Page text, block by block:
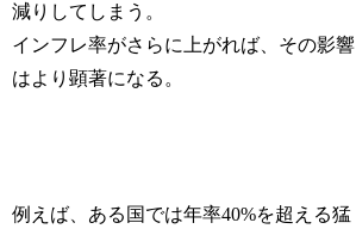
減りしてしまう。
インフレ率がさらに上がれば、その影響
はより顕著になる。
例えば、ある国では年率40%を超える猛